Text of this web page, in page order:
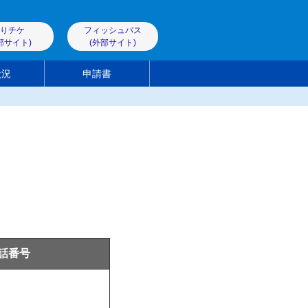
チケ
サイト)
フィッシュパス
(外部サイト)
申請書
番号